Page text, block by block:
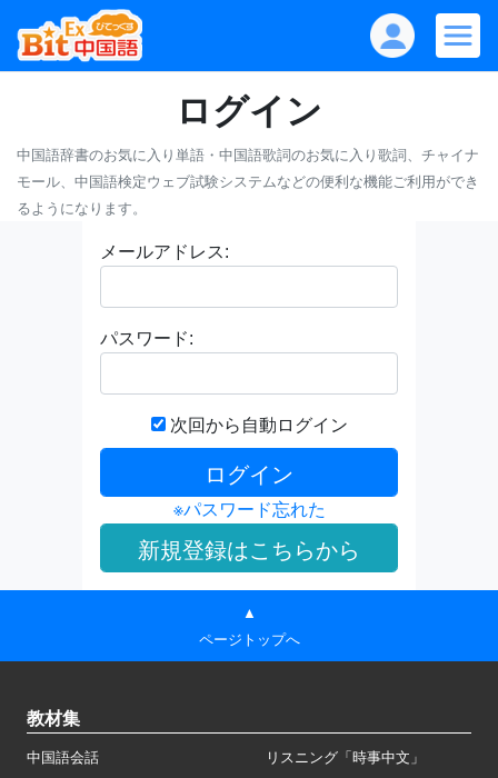
ログイン
中国語辞書のお気に入り単語・中国語歌詞のお気に入り歌詞、チャイナ
モール、中国語検定ウェブ試験システムなどの便利な機能ご利用ができ
るようになります。
メールアドレス:
パスワード:
次回から自動ログイン
※パスワード忘れた
▲
ページトップへ
教材集
中国語会話
リスニング「時事中文」